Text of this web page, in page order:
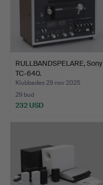
RULLBANDSPELARE, Sony
TC-640.
Klubbades 29 nov 2025
29 bud
232 USD